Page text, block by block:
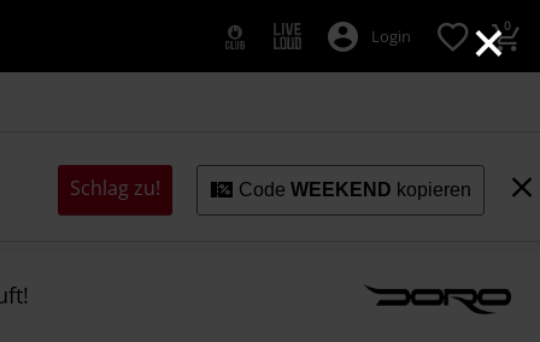
×
Login 0
Schlag zu! CodeWEEKEND kopieren